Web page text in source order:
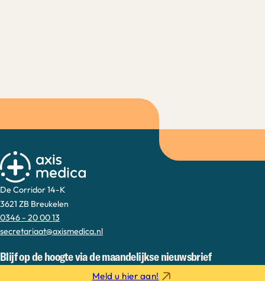
De Corridor 14-K
3621 ZB Breukelen
0346 - 20 00 13
secretariaat@axismedica.nl
Blijf op de hoogte via de maandelijkse nieuwsbrief
Meld u hier aan!